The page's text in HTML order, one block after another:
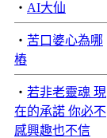
‧ AI大仙
‧ 苦口婆心為哪
樁
‧ 若非老靈魂 現
在的承諾 你必不
感興趣也不信